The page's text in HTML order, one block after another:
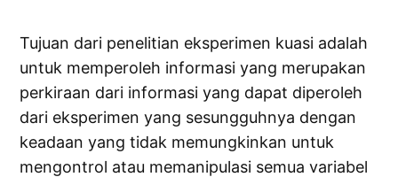
Tujuan dari penelitian eksperimen kuasi adalah
untuk memperoleh informasi yang merupakan
perkiraan dari informasi yang dapat diperoleh
dari eksperimen yang sesungguhnya dengan
keadaan yang tidak memungkinkan untuk
mengontrol atau memanipulasi semua variabel